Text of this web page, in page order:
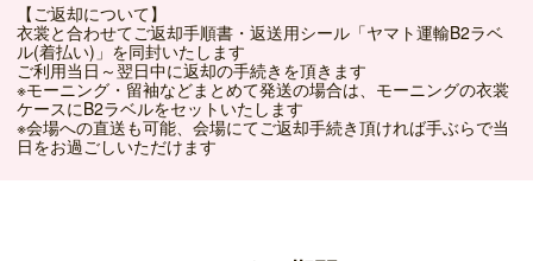
【ご返却について】
衣裳と合わせてご返却手順書・返送用シール「ヤマト運輸B2ラベ
ル(着払い)」を同封いたします
ご利用当日～翌日中に返却の手続きを頂きます
※モーニング・留袖などまとめて発送の場合は、モーニングの衣裳
ケースにB2ラベルをセットいたします
※会場への直送も可能、会場にてご返却手続き頂ければ手ぶらで当
日をお過ごしいただけます